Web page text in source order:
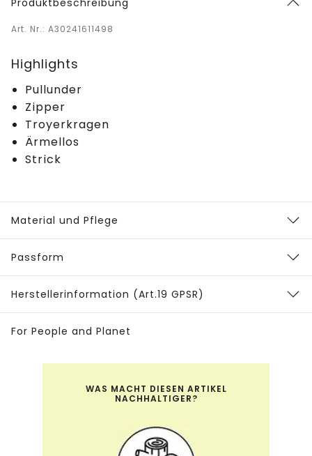
Produktbeschreibung
Art. Nr.: A30241611498
Highlights
Pullunder
Zipper
Troyerkragen
Ärmellos
Strick
Material und Pflege
Passform
Herstellerinformation (Art.19 GPSR)
For People and Planet
WAS MACHT DIESEN ARTIKEL
NACHHALTIGER?